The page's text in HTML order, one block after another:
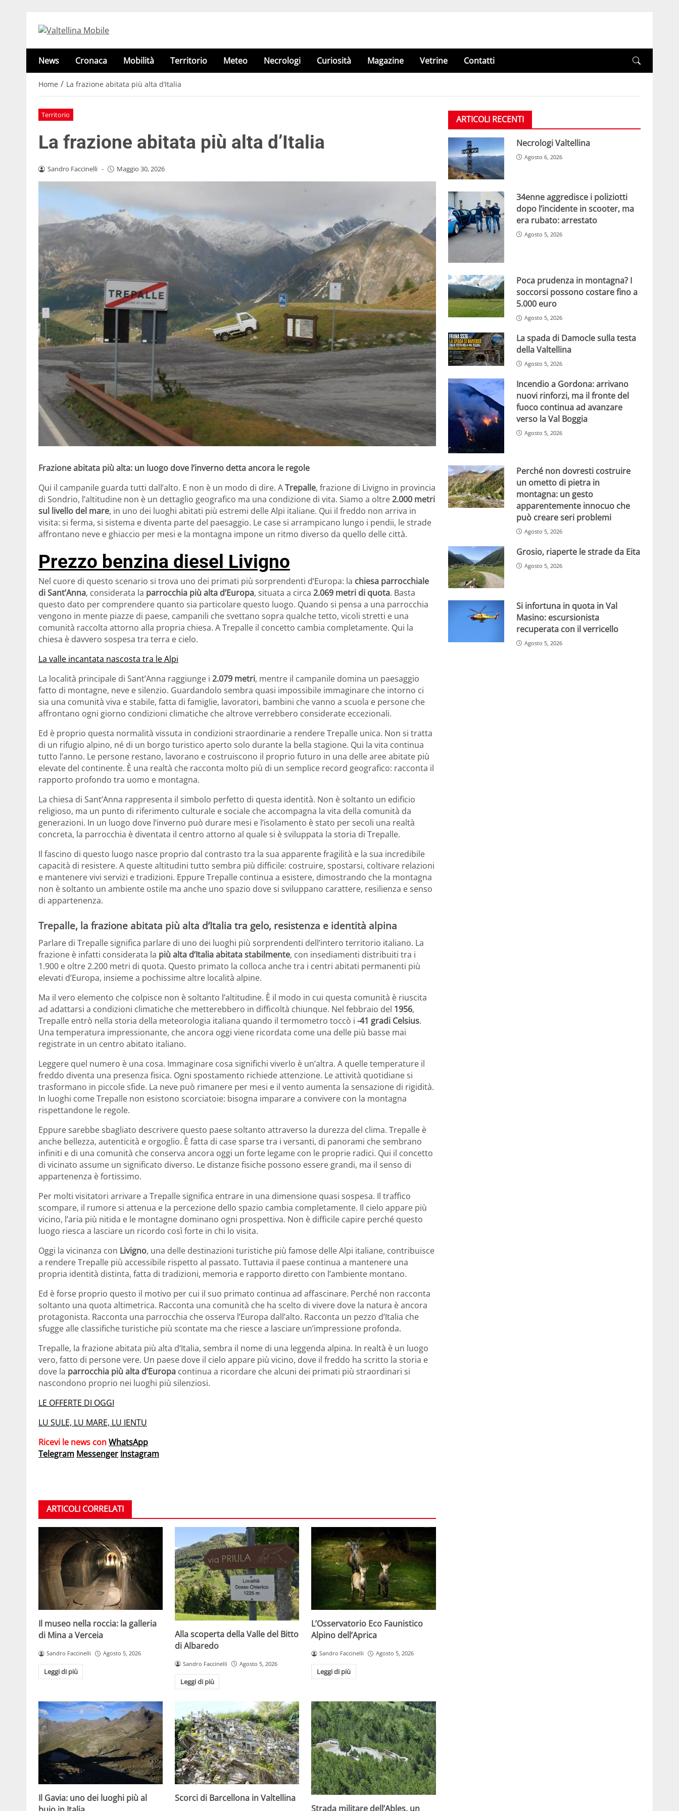
News Cronaca Mobilità Territorio Meteo Necrologi Curiosità Magazine Vetrine Contatti
Home / La frazione abitata più alta d’Italia
Territorio
La frazione abitata più alta d’Italia
Sandro Faccinelli - Maggio 30, 2026
Frazione abitata più alta: un luogo dove l’inverno detta ancora le regole
Qui il campanile guarda tutti dall’alto. E non è un modo di dire. ATrepalle, frazione di Livigno in provincia
di Sondrio, l’altitudine non è un dettaglio geografico ma una condizione di vita. Siamo a oltre2.000 metri
sul livello del mare, in uno dei luoghi abitati più estremi delle Alpi italiane. Qui il freddo non arriva in
visita: si ferma, si sistema e diventa parte del paesaggio. Le case si arrampicano lungo i pendii, le strade
affrontano neve e ghiaccio per mesi e la montagna impone un ritmo diverso da quello delle città.
Prezzo benzina diesel Livigno
Nel cuore di questo scenario si trova uno dei primati più sorprendenti d’Europa: la chiesa parrocchiale
di Sant’Anna, considerata la parrocchia più alta d’Europa, situata a circa 2.069 metri di quota. Basta
questo dato per comprendere quanto sia particolare questo luogo. Quando si pensa a una parrocchia
vengono in mente piazze di paese, campanili che svettano sopra qualche tetto, vicoli stretti e una
comunità raccolta attorno alla propria chiesa. A Trepalle il concetto cambia completamente. Qui la
chiesa è davvero sospesa tra terra e cielo.
La valle incantata nascosta tra le Alpi
La località principale di Sant’Anna raggiunge i 2.079 metri, mentre il campanile domina un paesaggio
fatto di montagne, neve e silenzio. Guardandolo sembra quasi impossibile immaginare che intorno ci
sia una comunità viva e stabile, fatta di famiglie, lavoratori, bambini che vanno a scuola e persone che
affrontano ogni giorno condizioni climatiche che altrove verrebbero considerate eccezionali.
Ed è proprio questa normalità vissuta in condizioni straordinarie a rendere Trepalle unica. Non si tratta
di un rifugio alpino, né di un borgo turistico aperto solo durante la bella stagione. Qui la vita continua
tutto l’anno. Le persone restano, lavorano e costruiscono il proprio futuro in una delle aree abitate più
elevate del continente. È una realtà che racconta molto più di un semplice record geografico: racconta il
rapporto profondo tra uomo e montagna.
La chiesa di Sant’Anna rappresenta il simbolo perfetto di questa identità. Non è soltanto un edificio
religioso, ma un punto di riferimento culturale e sociale che accompagna la vita della comunità da
generazioni. In un luogo dove l’inverno può durare mesi e l’isolamento è stato per secoli una realtà
concreta, la parrocchia è diventata il centro attorno al quale si è sviluppata la storia di Trepalle.
Il fascino di questo luogo nasce proprio dal contrasto tra la sua apparente fragilità e la sua incredibile
capacità di resistere. A queste altitudini tutto sembra più difficile: costruire, spostarsi, coltivare relazioni
e mantenere vivi servizi e tradizioni. Eppure Trepalle continua a esistere, dimostrando che la montagna
non è soltanto un ambiente ostile ma anche uno spazio dove si sviluppano carattere, resilienza e senso
di appartenenza.
Trepalle, la frazione abitata più alta d’Italia tra gelo, resistenza e identità alpina
Parlare di Trepalle significa parlare di uno dei luoghi più sorprendenti dell’intero territorio italiano. La
frazione è infatti considerata la più alta d’Italia abitata stabilmente, con insediamenti distribuiti tra i
1.900 e oltre 2.200 metri di quota. Questo primato la colloca anche tra i centri abitati permanenti più
elevati d’Europa, insieme a pochissime altre località alpine.
Ma il vero elemento che colpisce non è soltanto l’altitudine. È il modo in cui questa comunità è riuscita
ad adattarsi a condizioni climatiche che metterebbero in difficoltà chiunque. Nel febbraio del 1956,
Trepalle entrò nella storia della meteorologia italiana quando il termometro toccò i -41 gradi Celsius.
Una temperatura impressionante, che ancora oggi viene ricordata come una delle più basse mai
registrate in un centro abitato italiano.
Leggere quel numero è una cosa. Immaginare cosa significhi viverlo è un’altra. A quelle temperature il
freddo diventa una presenza fisica. Ogni spostamento richiede attenzione. Le attività quotidiane si
trasformano in piccole sfide. La neve può rimanere per mesi e il vento aumenta la sensazione di rigidità.
In luoghi come Trepalle non esistono scorciatoie: bisogna imparare a convivere con la montagna
rispettandone le regole.
Eppure sarebbe sbagliato descrivere questo paese soltanto attraverso la durezza del clima. Trepalle è
anche bellezza, autenticità e orgoglio. È fatta di case sparse tra i versanti, di panorami che sembrano
infiniti e di una comunità che conserva ancora oggi un forte legame con le proprie radici. Qui il concetto
di vicinato assume un significato diverso. Le distanze fisiche possono essere grandi, ma il senso di
appartenenza è fortissimo.
Per molti visitatori arrivare a Trepalle significa entrare in una dimensione quasi sospesa. Il traffico
scompare, il rumore si attenua e la percezione dello spazio cambia completamente. Il cielo appare più
vicino, l’aria più nitida e le montagne dominano ogni prospettiva. Non è difficile capire perché questo
luogo riesca a lasciare un ricordo così forte in chi lo visita.
Oggi la vicinanza con Livigno, una delle destinazioni turistiche più famose delle Alpi italiane, contribuisce
a rendere Trepalle più accessibile rispetto al passato. Tuttavia il paese continua a mantenere una
propria identità distinta, fatta di tradizioni, memoria e rapporto diretto con l’ambiente montano.
Ed è forse proprio questo il motivo per cui il suo primato continua ad affascinare. Perché non racconta
soltanto una quota altimetrica. Racconta una comunità che ha scelto di vivere dove la natura è ancora
protagonista. Racconta una parrocchia che osserva l’Europa dall’alto. Racconta un pezzo d’Italia che
sfugge alle classifiche turistiche più scontate ma che riesce a lasciare un’impressione profonda.
Trepalle, la frazione abitata più alta d’Italia, sembra il nome di una leggenda alpina. In realtà è un luogo
vero, fatto di persone vere. Un paese dove il cielo appare più vicino, dove il freddo ha scritto la storia e
dove la parrocchia più alta d’Europa continua a ricordare che alcuni dei primati più straordinari si
nascondono proprio nei luoghi più silenziosi.
LE OFFERTE DI OGGI
LU SULE, LU MARE, LU IENTU
Ricevi le news conWhatsApp
Telegram Messenger Instagram
ARTICOLI CORRELATI
Il museo nella roccia: la galleria
di Mina a Verceia
Sandro Faccinelli Agosto 5, 2026
Leggi di più
Alla scoperta della Valle del Bitto
di Albaredo
Sandro Faccinelli Agosto 5, 2026
Leggi di più
L’Osservatorio Eco Faunistico
Alpino dell’Aprica
Sandro Faccinelli Agosto 5, 2026
Leggi di più
Il Gavia: uno dei luoghi più al
Scorci di Barcellona in Valtellina
Strada militare dell’Ables, un
ARTICOLI RECENTI
Necrologi Valtellina
Agosto 6, 2026
34enne aggredisce i poliziotti
dopo l’incidente in scooter, ma
era rubato: arrestato
Agosto 5, 2026
Poca prudenza in montagna? I
soccorsi possono costare fino a
5.000 euro
Agosto 5, 2026
La spada di Damocle sulla testa
della Valtellina
Agosto 5, 2026
Incendio a Gordona: arrivano
nuovi rinforzi, ma il fronte del
fuoco continua ad avanzare
verso la Val Boggia
Agosto 5, 2026
Perché non dovresti costruire
un ometto di pietra in
montagna: un gesto
apparentemente innocuo che
può creare seri problemi
Agosto 5, 2026
Grosio, riaperte le strade da Eita
Agosto 5, 2026
Si infortuna in quota in Val
Masino: escursionista
recuperata con il verricello
Agosto 5, 2026